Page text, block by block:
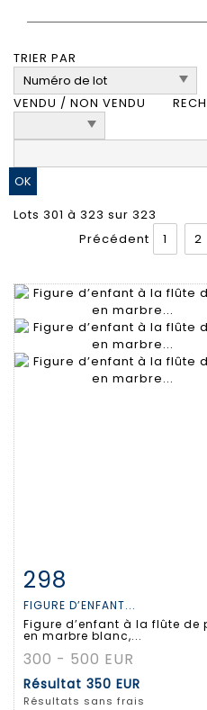
TRIER PAR
VENDU / NON VENDU
Lots 301 à 323 sur 323
Précédent
1 2
Fiche détaillée
298
FIGURE D’ENFANT...
Figure d’enfant à la flûte de
en marbre blanc,...
300 - 500 EUR
Résultat 350 EUR
Résultats sans frais